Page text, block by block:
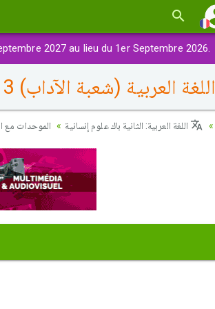
2027 au lieu du 1er Septembre 2026.
اللغة العربية (شعبة الآداب) 2013 الدورة العادية - الموضوع
اللغة العربية: الثانية باك علوم إنسانية الموحدات مع